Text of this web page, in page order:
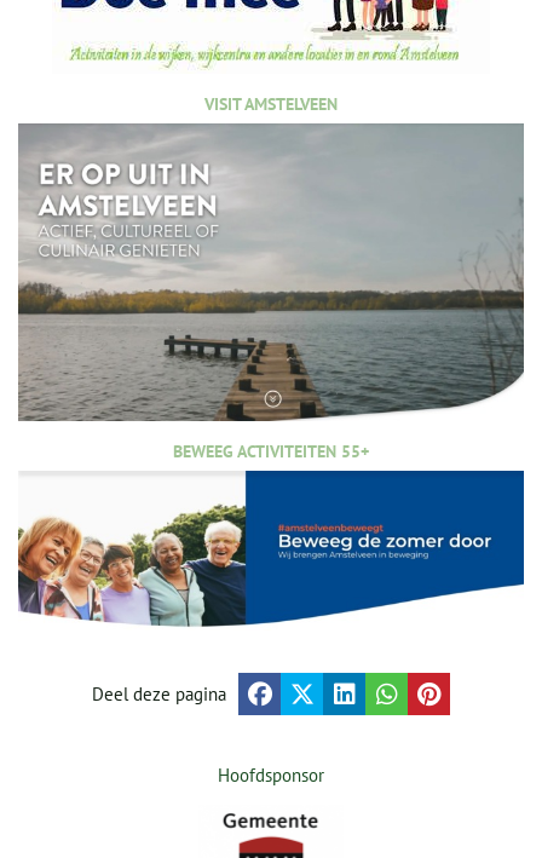
VISIT AMSTELVEEN
BEWEEG ACTIVITEITEN 55+
Deel deze pagina
Hoofdsponsor